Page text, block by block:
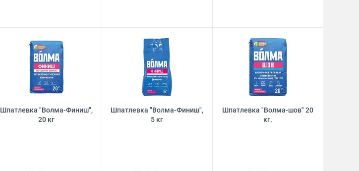
Шпатлевка "Волма-Финиш",
20 кг
Шпатлевка "Волма-Финиш",
5 кг
Шпатлевка "Волма-шов" 20
кг.